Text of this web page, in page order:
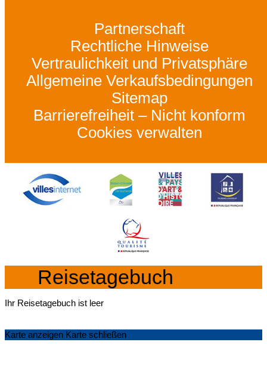
Partnerschaft
Rechtliche Hinweise
Vertraulichkeit und Privatsphäre
Allgemeine Verkaufsbedingungen
Sitemap
Barrierefreiheit – Nicht konform
Cookies verwalten
Reisetagebuch
Ihr Reisetagebuch ist leer
Karte anzeigen Karte schließen